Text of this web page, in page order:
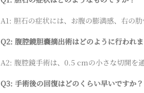
A1: 胆石の症状には、お腹の膨満感、右の
Q2: 腹腔鏡胆嚢摘出術はどのように行われ
A2: 腹腔鏡手術は、0.5 cmの小さな切開を
Q3: 手術後の回復はどのくらい早いですか？